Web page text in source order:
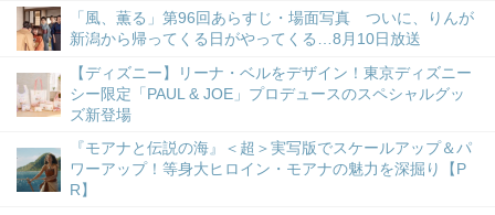
「風、薫る」第96回あらすじ・場面写真 ついに、りんが
新潟から帰ってくる日がやってくる…8月10日放送
【ディズニー】リーナ・ベルをデザイン！東京ディズニー
シー限定「PAUL & JOE」プロデュースのスペシャルグッ
ズ新登場
『モアナと伝説の海』＜超＞実写版でスケールアップ＆パ
ワーアップ！等身大ヒロイン・モアナの魅力を深掘り【P
R】